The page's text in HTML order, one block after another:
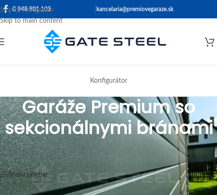
Skip to navigation
Skip to main content
0 948 901 103 kancelaria@premiovegaraze.sk
Konfigurátor
Garáže Premium so
sekcionálnymi bránami
Domov/Garáže Premium so sekcionálnymi bránami
Zobrazený jediný výsledok
Show sidebar